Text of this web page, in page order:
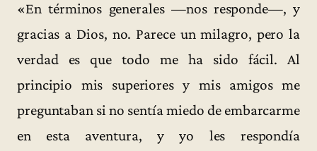
«En términos generales —nos responde—, y
gracias a Dios, no. Parece un milagro, pero la
verdad es que todo me ha sido fácil. Al
principio mis superiores y mis amigos me
preguntaban si no sentía miedo de embarcarme
en esta aventura, y yo les respondía